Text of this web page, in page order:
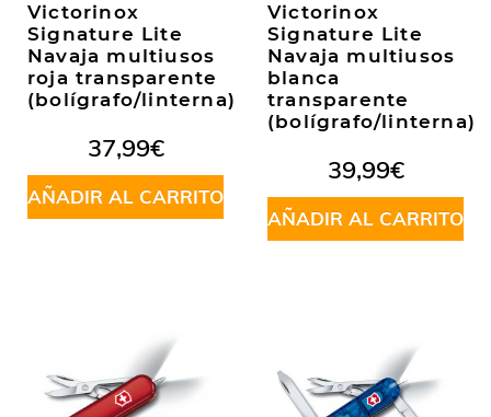
Victorinox
Signature Lite
Navaja multiusos
roja transparente
(bolígrafo/linterna)
37,99€
AÑADIR AL CARRITO
Victorinox
Signature Lite
Navaja multiusos
blanca
transparente
(bolígrafo/linterna)
39,99€
AÑADIR AL CARRITO